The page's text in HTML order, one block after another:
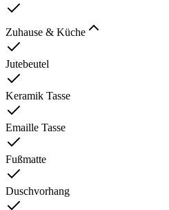
Zuhause & Küche
Jutebeutel
Keramik Tasse
Emaille Tasse
Fußmatte
Duschvorhang